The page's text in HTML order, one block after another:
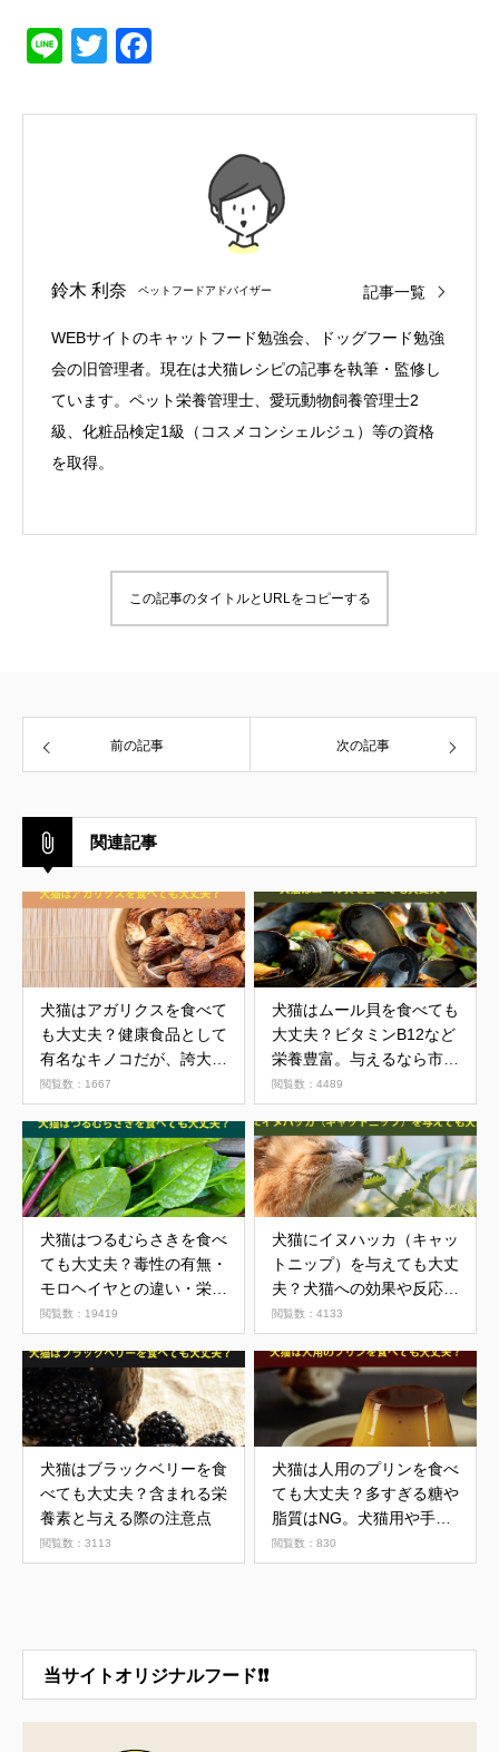
LineTwitter
鈴木 利奈 ペットフードアドバイザー 記事一覧
WEBサイトのキャットフード勉強会、ドッグフード勉強
会の旧管理者。現在は犬猫レシピの記事を執筆・監修し
ています。ペット栄養管理士、愛玩動物飼養管理士2
級、化粧品検定1級（コスメコンシェルジュ）等の資格
を取得。
この記事のタイトルとURLをコピーする
前の記事 次の記事
関連記事
犬猫はアガリクスを食べて
も大丈夫？健康食品として
有名なキノコだが、誇大広
告には注意
閲覧数：1667
犬猫はムール貝を食べても
大丈夫？ビタミンB12など
栄養豊富。与えるなら市販
品を
閲覧数：4489
犬猫はつるむらさきを食べ
ても大丈夫？毒性の有無・
モロヘイヤとの違い・栄養
と注意点を解説
閲覧数：19419
犬猫にイヌハッカ（キャッ
トニップ）を与えても大丈
夫？犬猫への効果や反応の
違いについて
閲覧数：4133
犬猫はブラックベリーを食
べても大丈夫？含まれる栄
養素と与える際の注意点
閲覧数：3113
犬猫は人用のプリンを食べ
ても大丈夫？多すぎる糖や
脂質はNG。犬猫用や手作
りをおすすめ
閲覧数：830
当サイトオリジナルフード❗❗